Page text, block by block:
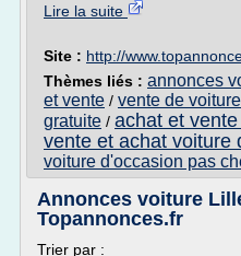
Lire la suite
Site : http://
Thèmes liés : annonces
et vente / vente de
gratuite / achat et
vente et achat voiture
voiture d'occasion pas
Annonces voiture
Topannonces.fr
Trier par :